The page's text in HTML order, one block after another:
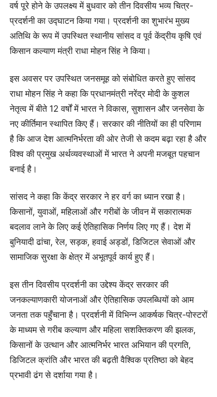
वर्ष पूरे होने के उपलक्ष्य में बुधवार को तीन दिवसीय भव्य चित्र-
प्रदर्शनी का उद्घाटन किया गया। प्रदर्शनी का शुभारंभ मुख्य
अतिथि के रूप में उपस्थित स्थानीय सांसद व पूर्व केंद्रीय कृषि एवं
किसान कल्याण मंत्री राधा मोहन सिंह ने किया।
इस अवसर पर उपस्थित जनसमूह को संबोधित करते हुए सांसद
राधा मोहन सिंह ने कहा कि प्रधानमंत्री नरेंद्र मोदी के कुशल
नेतृत्व में बीते 12 वर्षों में भारत ने विकास, सुशासन और जनसेवा के
नए कीर्तिमान स्थापित किए हैं। सरकार की नीतियों का ही परिणाम
है कि आज देश आत्मनिर्भरता की ओर तेजी से कदम बढ़ा रहा है और
विश्व की प्रमुख अर्थव्यवस्थाओं में भारत ने अपनी मजबूत पहचान
बनाई है।
सांसद ने कहा कि केंद्र सरकार ने हर वर्ग का ध्यान रखा है।
किसानों, युवाओं, महिलाओं और गरीबों के जीवन में सकारात्मक
बदलाव लाने के लिए कई ऐतिहासिक निर्णय लिए गए हैं। देश में
बुनियादी ढांचा, रेल, सड़क, हवाई अड्डों, डिजिटल सेवाओं और
सामाजिक सुरक्षा के क्षेत्र में अभूतपूर्व कार्य हुए हैं।
इस तीन दिवसीय प्रदर्शनी का उद्देश्य केंद्र सरकार की
जनकल्याणकारी योजनाओं और ऐतिहासिक उपलब्धियों को आम
जनता तक पहुँचाना है। प्रदर्शनी में विभिन्न आकर्षक चित्र-पोस्टरों
के माध्यम से गरीब कल्याण और महिला सशक्तिकरण की झलक,
किसानों के उत्थान और आत्मनिर्भर भारत अभियान की प्रगति,
डिजिटल क्रांति और भारत की बढ़ती वैश्विक प्रतिष्ठा को बेहद
प्रभावी ढंग से दर्शाया गया है।